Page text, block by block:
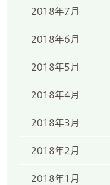
2018年7月
2018年6月
2018年5月
2018年4月
2018年3月
2018年2月
2018年1月